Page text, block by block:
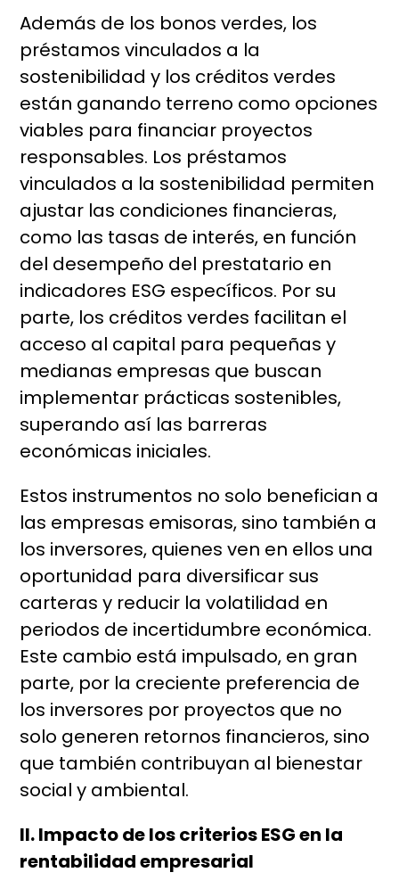
Además de los bonos verdes, los
préstamos vinculados a la
sostenibilidad y los créditos verdes
están ganando terreno como opciones
viables para financiar proyectos
responsables. Los préstamos
vinculados a la sostenibilidad permiten
ajustar las condiciones financieras,
como las tasas de interés, en función
del desempeño del prestatario en
indicadores ESG específicos. Por su
parte, los créditos verdes facilitan el
acceso al capital para pequeñas y
medianas empresas que buscan
implementar prácticas sostenibles,
superando así las barreras
económicas iniciales.
Estos instrumentos no solo benefician a
las empresas emisoras, sino también a
los inversores, quienes ven en ellos una
oportunidad para diversificar sus
carteras y reducir la volatilidad en
periodos de incertidumbre económica.
Este cambio está impulsado, en gran
parte, por la creciente preferencia de
los inversores por proyectos que no
solo generen retornos financieros, sino
que también contribuyan al bienestar
social y ambiental.
II. Impacto de los criterios ESG en la
rentabilidad empresarial